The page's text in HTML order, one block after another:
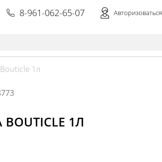
8-961-062-65-07 Авторизоваться
1л
1Л